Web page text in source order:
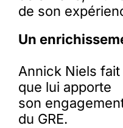
de son
Un
Annick Niels
que lui apporte
son
du GRE.